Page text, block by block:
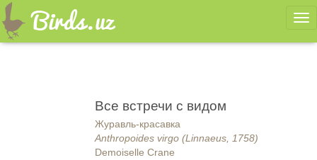
Все встречи с видом
Журавль-красавка
Anthropoides virgo (Linnaeus, 1758)
Demoiselle Crane